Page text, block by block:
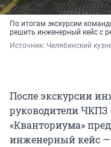
По итогам экскурсии
решить инженерный кейс с
Источник: Челябинский
После экскурсии
руководители ЧКПЗ
«Кванториума»
инженерный кейс —